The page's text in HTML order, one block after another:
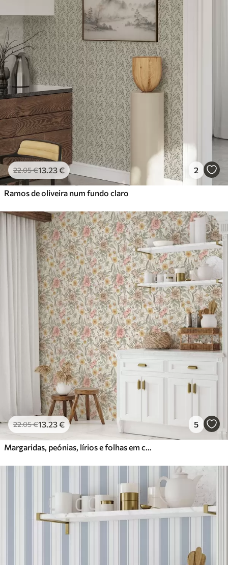
22.05€13.23€ 2
Ramos de oliveira num fundo claro
22.05€13.23€ 5
Margaridas, peónias, lírios e folhas em cores delicadas